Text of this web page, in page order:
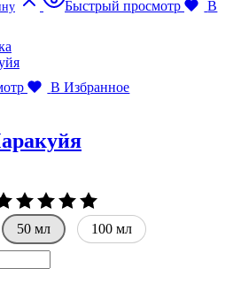
товар
вариаций.
можно
странице
товара.
Быстрый просмотр
В
В Избранное
0
из
5
50 мл
100 мл